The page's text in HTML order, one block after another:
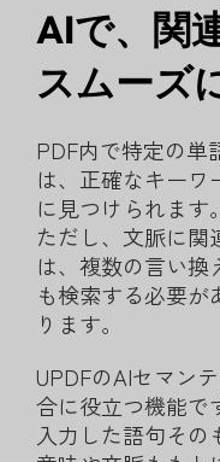
AIで、関
スムーズ
PDF内で特定の単
は、正確なキーワ
に見つけられます。
ただし、文脈に
は、複数の言い
も検索する必要が
ります。
UPDFのAIセマン
合に役立つ機能で
入力した語句その